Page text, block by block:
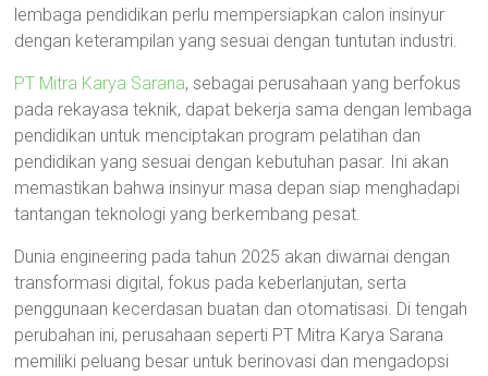
lembaga pendidikan perlu mempersiapkan calon insinyur
dengan keterampilan yang sesuai dengan tuntutan industri.
PT Mitra Karya Sarana, sebagai perusahaan yang berfokus
pada rekayasa teknik, dapat bekerja sama dengan lembaga
pendidikan untuk menciptakan program pelatihan dan
pendidikan yang sesuai dengan kebutuhan pasar. Ini akan
memastikan bahwa insinyur masa depan siap menghadapi
tantangan teknologi yang berkembang pesat.
Dunia engineering pada tahun 2025 akan diwarnai dengan
transformasi digital, fokus pada keberlanjutan, serta
penggunaan kecerdasan buatan dan otomatisasi. Di tengah
perubahan ini, perusahaan seperti PT Mitra Karya Sarana
memiliki peluang besar untuk berinovasi dan mengadopsi